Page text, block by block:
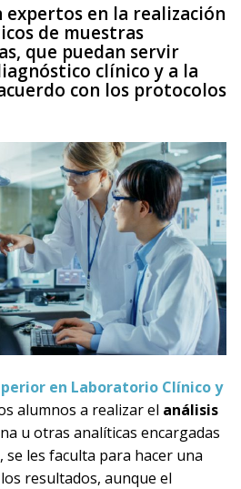
expertos en la realización
de muestras
que puedan servir
clínico y a la
con los protocolos
en Laboratorio Clínico y
alumnos a realizar el análisis
u otras analíticas encargadas
se les faculta para hacer una
resultados, aunque el